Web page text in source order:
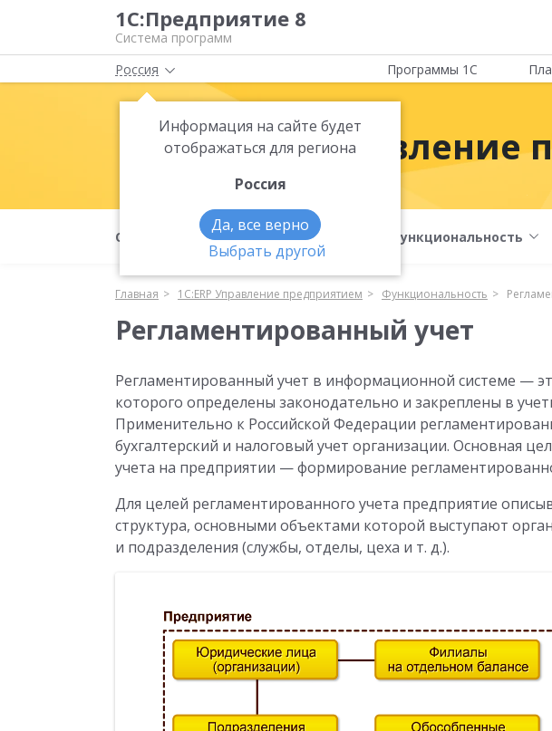
1С:Предприятие 8
Система программ
Россия
Информация на сайте будет
отображаться для региона
Россия
Да, все верно
Выбрать другой
Программы 1С
1С:ERP Управление
О продукте Преимущества Функциональность
Главная 1С:ERP Управление предприятием Функциональность
Регламентированный учет
Регламентированный учет в информационной системе —
которого определены законодательно и закреплены в
Применительно к Российской Федерации
бухгалтерский и налоговый учет организации. Основная
учета на предприятии — формирование
Для целей регламентированного учета предприятие
структура, основными объектами которой выступают
и подразделения (службы, отделы, цеха и т. д.).